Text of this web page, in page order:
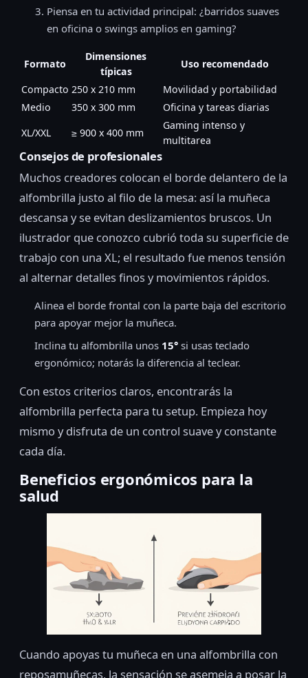
Piensa en tu actividad principal: ¿barridos suaves
en oficina o swings amplios en gaming?
Formato
Dimensiones
típicas
Uso recomendado
Compacto 250 x 210 mm
Movilidad y portabilidad
Medio
350 x 300 mm
Oficina y tareas diarias
XL/XXL
≥ 900 x 400 mm
Gaming intenso y
multitarea
Consejos de profesionales
Muchos creadores colocan el borde delantero de la
alfombrilla justo al filo de la mesa: así la muñeca
descansa y se evitan deslizamientos bruscos. Un
ilustrador que conozco cubrió toda su superficie de
trabajo con una XL; el resultado fue menos tensión
al alternar detalles finos y movimientos rápidos.
Alinea el borde frontal con la parte baja del escritorio
para apoyar mejor la muñeca.
Inclina tu alfombrilla unos 15° si usas teclado
ergonómico; notarás la diferencia al teclear.
Con estos criterios claros, encontrarás la
alfombrilla perfecta para tu setup. Empieza hoy
mismo y disfruta de un control suave y constante
cada día.
Beneficios ergonómicos para la
salud
Cuando apoyas tu muñeca en una alfombrilla con
reposamuñecas, la sensación se asemeja a posar la